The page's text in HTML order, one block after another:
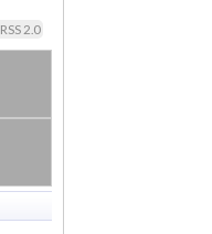
RSS 2.0